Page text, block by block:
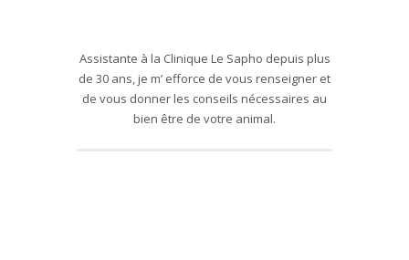
Assistante à la Clinique Le Sapho depuis plus
de 30 ans, je m’ efforce de vous renseigner et
de vous donner les conseils nécessaires au
bien être de votre animal.